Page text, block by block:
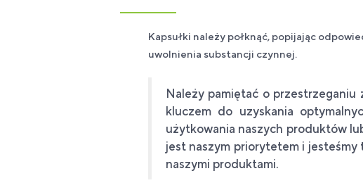
Kapsułki należy połknąć, popijając
uwolnienia substancji czynnej.
Należy pamiętać o przestrzeganiu
kluczem do uzyskania
użytkowania naszych produktów
jest naszym priorytetem i jesteśmy
naszymi produktami.